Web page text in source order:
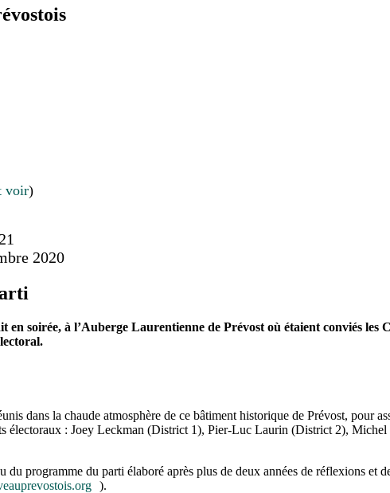
voir)
2020
en soirée, à l’Auberge Laurentienne de Prévost où étaient conviés
dans la chaude atmosphère de ce bâtiment historique de Prévost, pour
électoraux : Joey Leckman (District 1), Pier-Luc Laurin (District 2),
programme du parti élaboré après plus de deux années de réflexions et
).